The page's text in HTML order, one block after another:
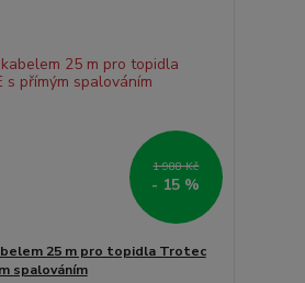
1 988 Kč
- 15 %
25 m pro topidla Trotec
spalováním